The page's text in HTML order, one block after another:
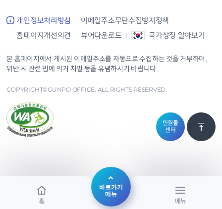
홈
바로가기
메뉴
메뉴
개인정보처리방침
이메일주소무단수집방지정책
홈페이지개선의견
뷰어다운로드 국가상징 알아보기
본 홈페이지에서 게시된 이메일주소를 자동으로 수집하는 것을 거부하며,
위반 시 관련 법에 의거 처벌 등을 유념하시기 바랍니다.
COPYRIGHT©GUNPO OFFICE. ALL RIGHTS RESERVED.
민원콜
센터